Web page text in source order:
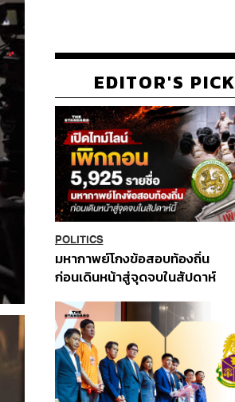
EDITOR'S PICK
POLITICS
มหากาพย์โกงข้อสอบท้องถิ่น
ก่อนเดินหน้าสู่จุดจบในสัปดาห์